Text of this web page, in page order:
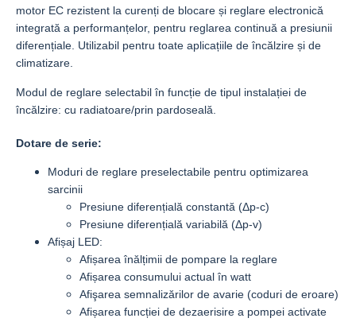
motor EC rezistent la curenți de blocare și reglare electronică
integrată a performanțelor, pentru reglarea continuă a presiunii
diferențiale. Utilizabil pentru toate aplicațiile de încălzire și de
climatizare.
Modul de reglare selectabil în funcție de tipul instalației de
încălzire: cu radiatoare/prin pardoseală.
Dotare de serie:
Moduri de reglare preselectabile pentru optimizarea
sarcinii
Presiune diferențială constantă (Δp-c)
Presiune diferențială variabilă (Δp-v)
Afișaj LED:
Afișarea înălțimii de pompare la reglare
Afișarea consumului actual în watt
Afişarea semnalizărilor de avarie (coduri de eroare)
Afișarea funcției de dezaerisire a pompei activate